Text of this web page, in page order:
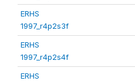
ERHS
1997_r4p2s3f
ERHS
1997_r4p2s4f
ERHS